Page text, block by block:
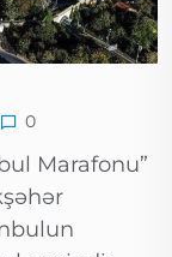
0
Marafonu”